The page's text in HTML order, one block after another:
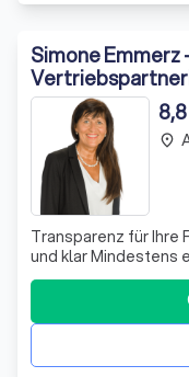
Simone
8,8
Transparenz für Ihre
und klar Mindestens
Ihre persönliche Situation oder die
das selber immer im
place